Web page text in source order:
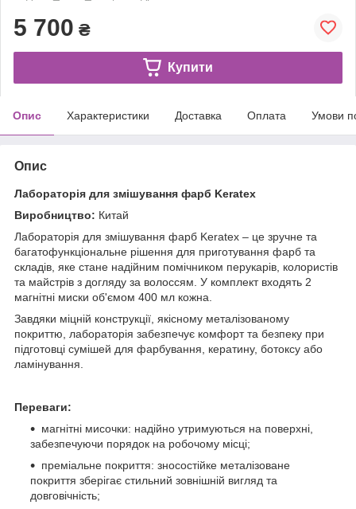
5 700 ₴
Купити
Опис Характеристики Доставка Оплата Умови
Опис
Лабораторія для змішування фарб Keratex
Виробництво: Китай
Лабораторія для змішування фарб Keratex – це зручне та
багатофункціональне рішення для приготування фарб та
складів, яке стане надійним помічником перукарів, колористів
та майстрів з догляду за волоссям. У комплект входять 2
магнітні миски об'ємом 400 мл кожна.
Завдяки міцній конструкції, якісному металізованому
покриттю, лабораторія забезпечує комфорт та безпеку при
підготовці сумішей для фарбування, кератину, ботоксу або
ламінування.
Переваги:
магнітні мисочки: надійно утримуються на поверхні,
забезпечуючи порядок на робочому місці;
преміальне покриття: зносостійке металізоване
покриття зберігає стильний зовнішній вигляд та
довговічність;